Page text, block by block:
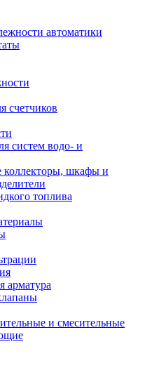
автоматики
счетчиков
систем водо- и
коллекторы, шкафы и
топлива
арматура
и смесительные